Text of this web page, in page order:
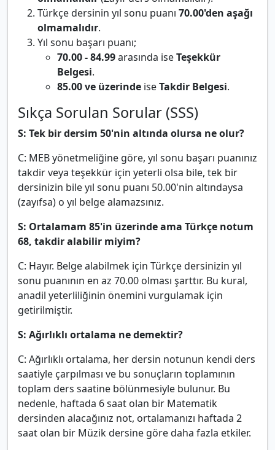
Türkçe dersinin yıl sonu puanı 70.00'den aşağı
olmamalıdır.
Yıl sonu başarı puanı;
70.00 - 84.99arasında iseTeşekkür
Belgesi.
85.00 ve üzerinde iseTakdir Belgesi.
Sıkça Sorulan Sorular (SSS)
S: Tek bir dersim 50'nin altında olursa ne olur?
C: MEB yönetmeliğine göre, yıl sonu başarı puanınız
takdir veya teşekkür için yeterli olsa bile, tek bir
dersinizin bile yıl sonu puanı 50.00'nin altındaysa
(zayıfsa) o yıl belge alamazsınız.
S: Ortalamam 85'in üzerinde ama Türkçe notum
68, takdir alabilir miyim?
C: Hayır. Belge alabilmek için Türkçe dersinizin yıl
sonu puanının en az 70.00 olması şarttır. Bu kural,
anadil yeterliliğinin önemini vurgulamak için
getirilmiştir.
S: Ağırlıklı ortalama ne demektir?
C: Ağırlıklı ortalama, her dersin notunun kendi ders
saatiyle çarpılması ve bu sonuçların toplamının
toplam ders saatine bölünmesiyle bulunur. Bu
nedenle, haftada 6 saat olan bir Matematik
dersinden alacağınız not, ortalamanızı haftada 2
saat olan bir Müzik dersine göre daha fazla etkiler.